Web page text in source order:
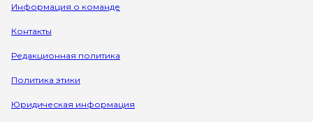
Информация о команде
Контакты
Редакционная политика
Политика этики
Юридическая информация